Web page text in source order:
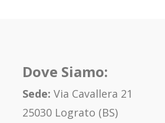
Dove Siamo:
Sede: Via Cavallera 21
25030 Lograto (BS)